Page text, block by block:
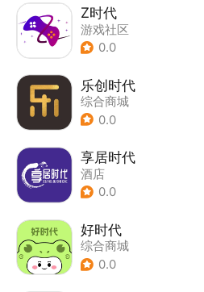
Z时代
游戏社区
0.0
乐创时代
综合商城
0.0
享居时代
酒店
0.0
好时代
综合商城
0.0